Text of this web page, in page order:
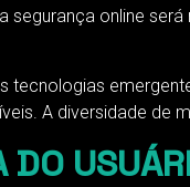
segurança online
A diversidade